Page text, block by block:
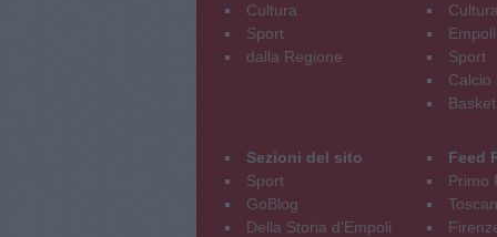
Cultura
Sport
dalla Regione
Cultura
Sport
Calcio
Basket
Sezioni del sito
Sport
GoBlog
Della Storia d'Empoli
Feed
Primo